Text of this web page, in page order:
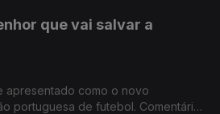
que vai salvar a
apresentado como o novo
portuguesa de futebol. Comentário